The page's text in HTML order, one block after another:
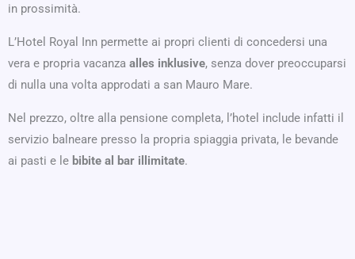
in prossimità.
L’Hotel Royal Inn permette ai propri clienti di concedersi una
vera e propria vacanza alles inklusive, senza dover preoccuparsi
di nulla una volta approdati a san Mauro Mare.
Nel prezzo, oltre alla pensione completa, l’hotel include infatti il
servizio balneare presso la propria spiaggia privata, le bevande
ai pasti e le bibite al bar illimitate.